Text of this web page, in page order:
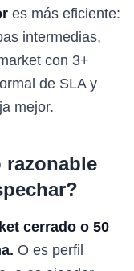
es más eficiente:
intermedias,
con 3+
de SLA y
mejor.
razonable
cerrado o 50
O es perfil